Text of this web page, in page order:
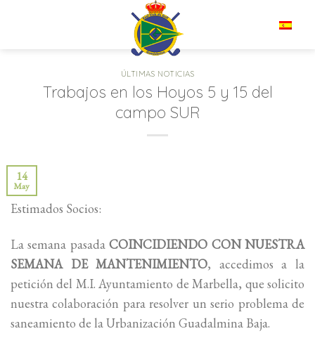
ÚLTIMAS NOTICIAS
Trabajos en los Hoyos 5 y 15 del
campo SUR
14
May
Estimados Socios:
La semana pasadaCOINCIDIENDO CON NUESTRA
SEMANA DE MANTENIMIENTO, accedimos a la
petición del M.I. Ayuntamiento de Marbella, que solicito
nuestra colaboración para resolver un serio problema de
saneamiento de la Urbanización Guadalmina Baja.